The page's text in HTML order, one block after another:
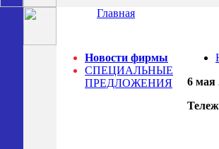
Главная
Новости фирмы
СПЕЦИАЛЬНЫЕ
ПРЕДЛОЖЕНИЯ
6 мая